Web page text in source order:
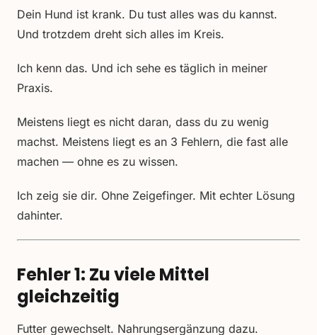
Dein Hund ist krank. Du tust alles was du kannst.
Und trotzdem dreht sich alles im Kreis.
Ich kenn das. Und ich sehe es täglich in meiner
Praxis.
Meistens liegt es nicht daran, dass du zu wenig
machst. Meistens liegt es an 3 Fehlern, die fast alle
machen — ohne es zu wissen.
Ich zeig sie dir. Ohne Zeigefinger. Mit echter Lösung
dahinter.
Fehler 1: Zu viele Mittel
gleichzeitig
Futter gewechselt. Nahrungsergänzung dazu.